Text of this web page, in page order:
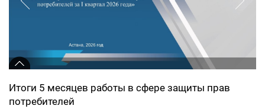
Итоги 5 месяцев работы в сфере защиты прав
потребителей